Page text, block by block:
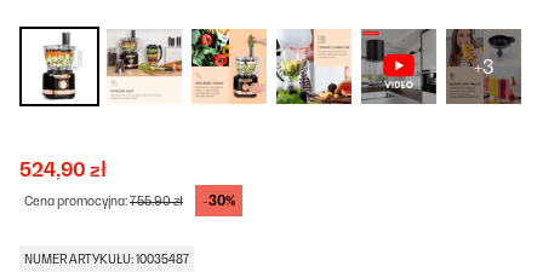
+3
524,90 zł
Cena promocyjna:755,90 zł -30%
NUMER ARTYKUŁU: 10035487